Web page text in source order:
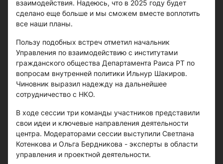
взаимодействия. Надеюсь, что в 2025 году будет
сделано еще больше и мы сможем вместе воплотить
все наши планы.
Пользу подобных встреч отметил начальник
Управления по взаимодействию с институтами
гражданского общества Департамента Раиса РТ по
вопросам внутренней политики Ильнур Шакиров.
Чиновник выразил надежду на дальнейшее
сотрудничество с НКО.
В ходе сессии три команды участников представили
свои идеи и ключевые направления деятельности
центра. Модераторами сессии выступили Светлана
Котенкова и Ольга Бердникова - эксперты в области
управления и проектной деятельности.